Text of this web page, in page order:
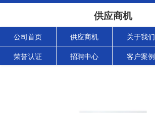
供应商机
公司首页 供应商机 关于我们
荣誉认证 招聘中心 客户案例